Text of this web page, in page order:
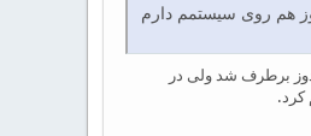
اینکه ویندوز هم روی سیستمم دارم
برطرف شد ولی در
کرد.